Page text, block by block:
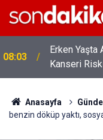
08:03
Erken Yaşta
Kanseri
Anasayfa
benzin döküp yaktı,